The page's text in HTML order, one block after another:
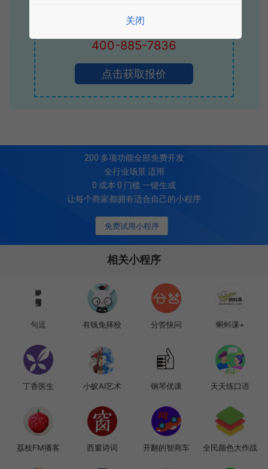
立即拨打电话享优惠
400-885-7836
点击获取报价
免费试用小程序
200 多项功能全部免费开发
全行业场景 适用
0 成本 0 门槛 一键生成
让每个商家都拥有适合自己的小程序
相关小程序
句逗 有钱兔择校 分答快问 蝌蚪课+
丁香医生 小蚁AI艺术 钢琴优课 天天练口语
荔枝FM播客 西窗诗词 开翻的智商车 全民颜色大作战
关闭